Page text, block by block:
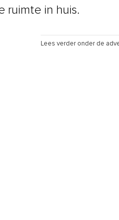
ruimte in huis.
Lees verder onder de